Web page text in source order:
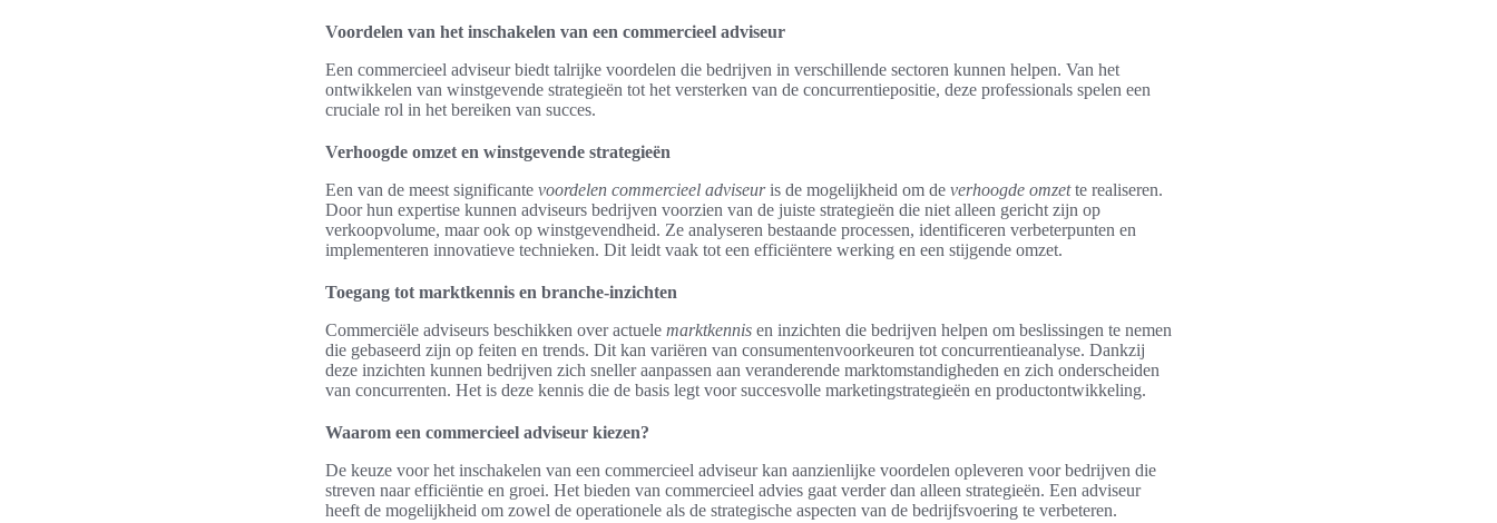
Voordelen van het inschakelen van een commercieel adviseur
Een commercieel adviseur biedt talrijke voordelen die bedrijven in verschillende sectoren kunnen helpen. Van het
ontwikkelen van winstgevende strategieën tot het versterken van de concurrentiepositie, deze professionals spelen een
cruciale rol in het bereiken van succes.
Verhoogde omzet en winstgevende strategieën
Een van de meest significante voordelen commercieel adviseuris de mogelijkheid om de verhoogde omzette realiseren.
Door hun expertise kunnen adviseurs bedrijven voorzien van de juiste strategieën die niet alleen gericht zijn op
verkoopvolume, maar ook op winstgevendheid. Ze analyseren bestaande processen, identificeren verbeterpunten en
implementeren innovatieve technieken. Dit leidt vaak tot een efficiëntere werking en een stijgende omzet.
Toegang tot marktkennis en branche-inzichten
Commerciële adviseurs beschikken over actuele marktkennis en inzichten die bedrijven helpen om beslissingen te nemen
die gebaseerd zijn op feiten en trends. Dit kan variëren van consumentenvoorkeuren tot concurrentieanalyse. Dankzij
deze inzichten kunnen bedrijven zich sneller aanpassen aan veranderende marktomstandigheden en zich onderscheiden
van concurrenten. Het is deze kennis die de basis legt voor succesvolle marketingstrategieën en productontwikkeling.
Waarom een commercieel adviseur kiezen?
De keuze voor het inschakelen van een commercieel adviseur kan aanzienlijke voordelen opleveren voor bedrijven die
streven naar efficiëntie en groei. Het bieden van commercieel advies gaat verder dan alleen strategieën. Een adviseur
heeft de mogelijkheid om zowel de operationele als de strategische aspecten van de bedrijfsvoering te verbeteren.